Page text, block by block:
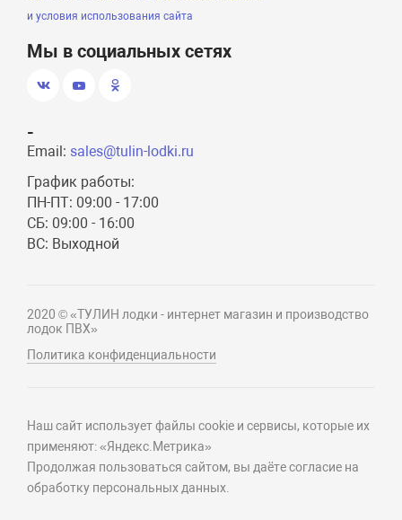
и условия использования сайта
Мы в социальных сетях
-
Email: sales@tulin-lodki.ru
График работы:
ПН-ПТ: 09:00 - 17:00
СБ: 09:00 - 16:00
ВС: Выходной
2020 © «ТУЛИН лодки - интернет магазин и производство
лодок ПВХ»
Политика конфиденциальности
Наш сайт использует файлы cookie и сервисы, которые их
применяют: «Яндекс.Метрика»
Продолжая пользоваться сайтом, вы даёте согласие на
обработку персональных данных.